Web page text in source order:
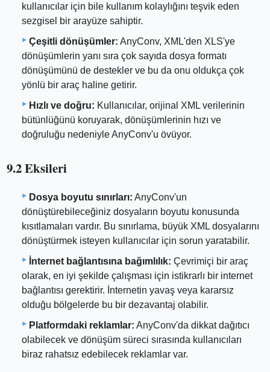
kullanıcılar için bile kullanım kolaylığını teşvik eden
sezgisel bir arayüze sahiptir.
Çeşitli dönüşümler: AnyConv, XML'den XLS'ye
dönüşümlerin yanı sıra çok sayıda dosya formatı
dönüşümünü de destekler ve bu da onu oldukça çok
yönlü bir araç haline getirir.
Hızlı ve doğru: Kullanıcılar, orijinal XML verilerinin
bütünlüğünü koruyarak, dönüşümlerinin hızı ve
doğruluğu nedeniyle AnyConv'u övüyor.
9.2 Eksileri
Dosya boyutu sınırları: AnyConv'un
dönüştürebileceğiniz dosyaların boyutu konusunda
kısıtlamaları vardır. Bu sınırlama, büyük XML dosyalarını
dönüştürmek isteyen kullanıcılar için sorun yaratabilir.
İnternet bağlantısına bağımlılık: Çevrimiçi bir araç
olarak, en iyi şekilde çalışması için istikrarlı bir internet
bağlantısı gerektirir. İnternetin yavaş veya kararsız
olduğu bölgelerde bu bir dezavantaj olabilir.
Platformdaki reklamlar: AnyConv'da dikkat dağıtıcı
olabilecek ve dönüşüm süreci sırasında kullanıcıları
biraz rahatsız edebilecek reklamlar var.